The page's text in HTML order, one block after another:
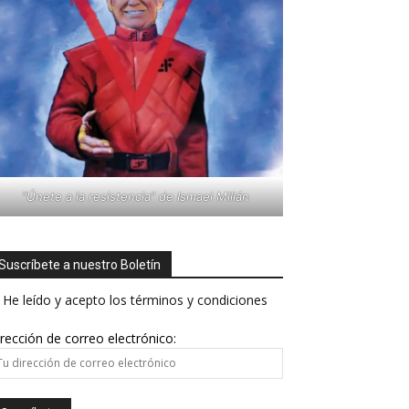
"Únete a la resistencia" de Ismael Millán
a nuestro Boletín
He leído y acepto los términos y condiciones
de correo electrónico: